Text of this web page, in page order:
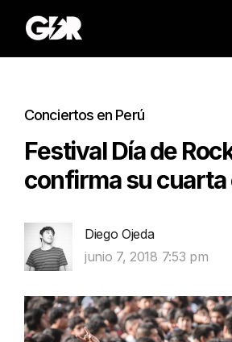
Conciertos en Perú
Festival Día de
confirma su cuarta
Diego Ojeda
junio 7, 2018 7:53 pm